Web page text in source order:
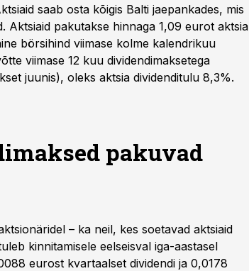
saab osta kõigis Balti jaepankades, mis
Aktsiaid pakutakse hinnaga 1,09 eurot aktsia
börsihind viimase kolme kalendrikuu
viimase 12 kuu dividendimaksetega
juunis), oleks aktsia dividenditulu 8,3%.
pakuvad
– ka neil, kes soetavad aktsiaid
kinnitamisele eelseisval iga-aastasel
eurost kvartaalset dividendi ja 0,0178